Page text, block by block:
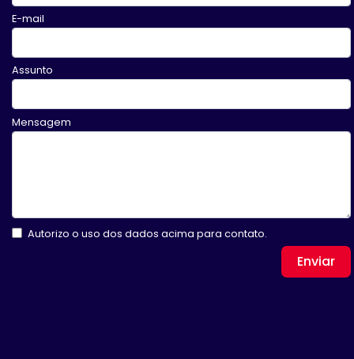
E-mail
Assunto
Mensagem
Autorizo o uso dos dados acima para contato.
Enviar